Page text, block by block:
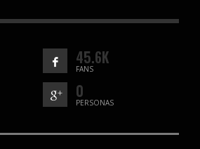
45.6K
FANS
0
PERSONAS